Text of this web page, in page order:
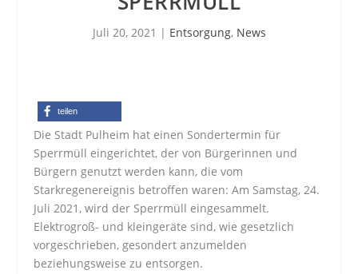
Juli 20, 2021 | Entsorgung, News
teilen
Die Stadt Pulheim hat einen Sondertermin für
Sperrmüll eingerichtet, der von Bürgerinnen und
Bürgern genutzt werden kann, die vom
Starkregenereignis betroffen waren: Am Samstag, 24.
Juli 2021, wird der Sperrmüll eingesammelt.
Elektrogroß- und kleingeräte sind, wie gesetzlich
vorgeschrieben, gesondert anzumelden
beziehungsweise zu entsorgen.